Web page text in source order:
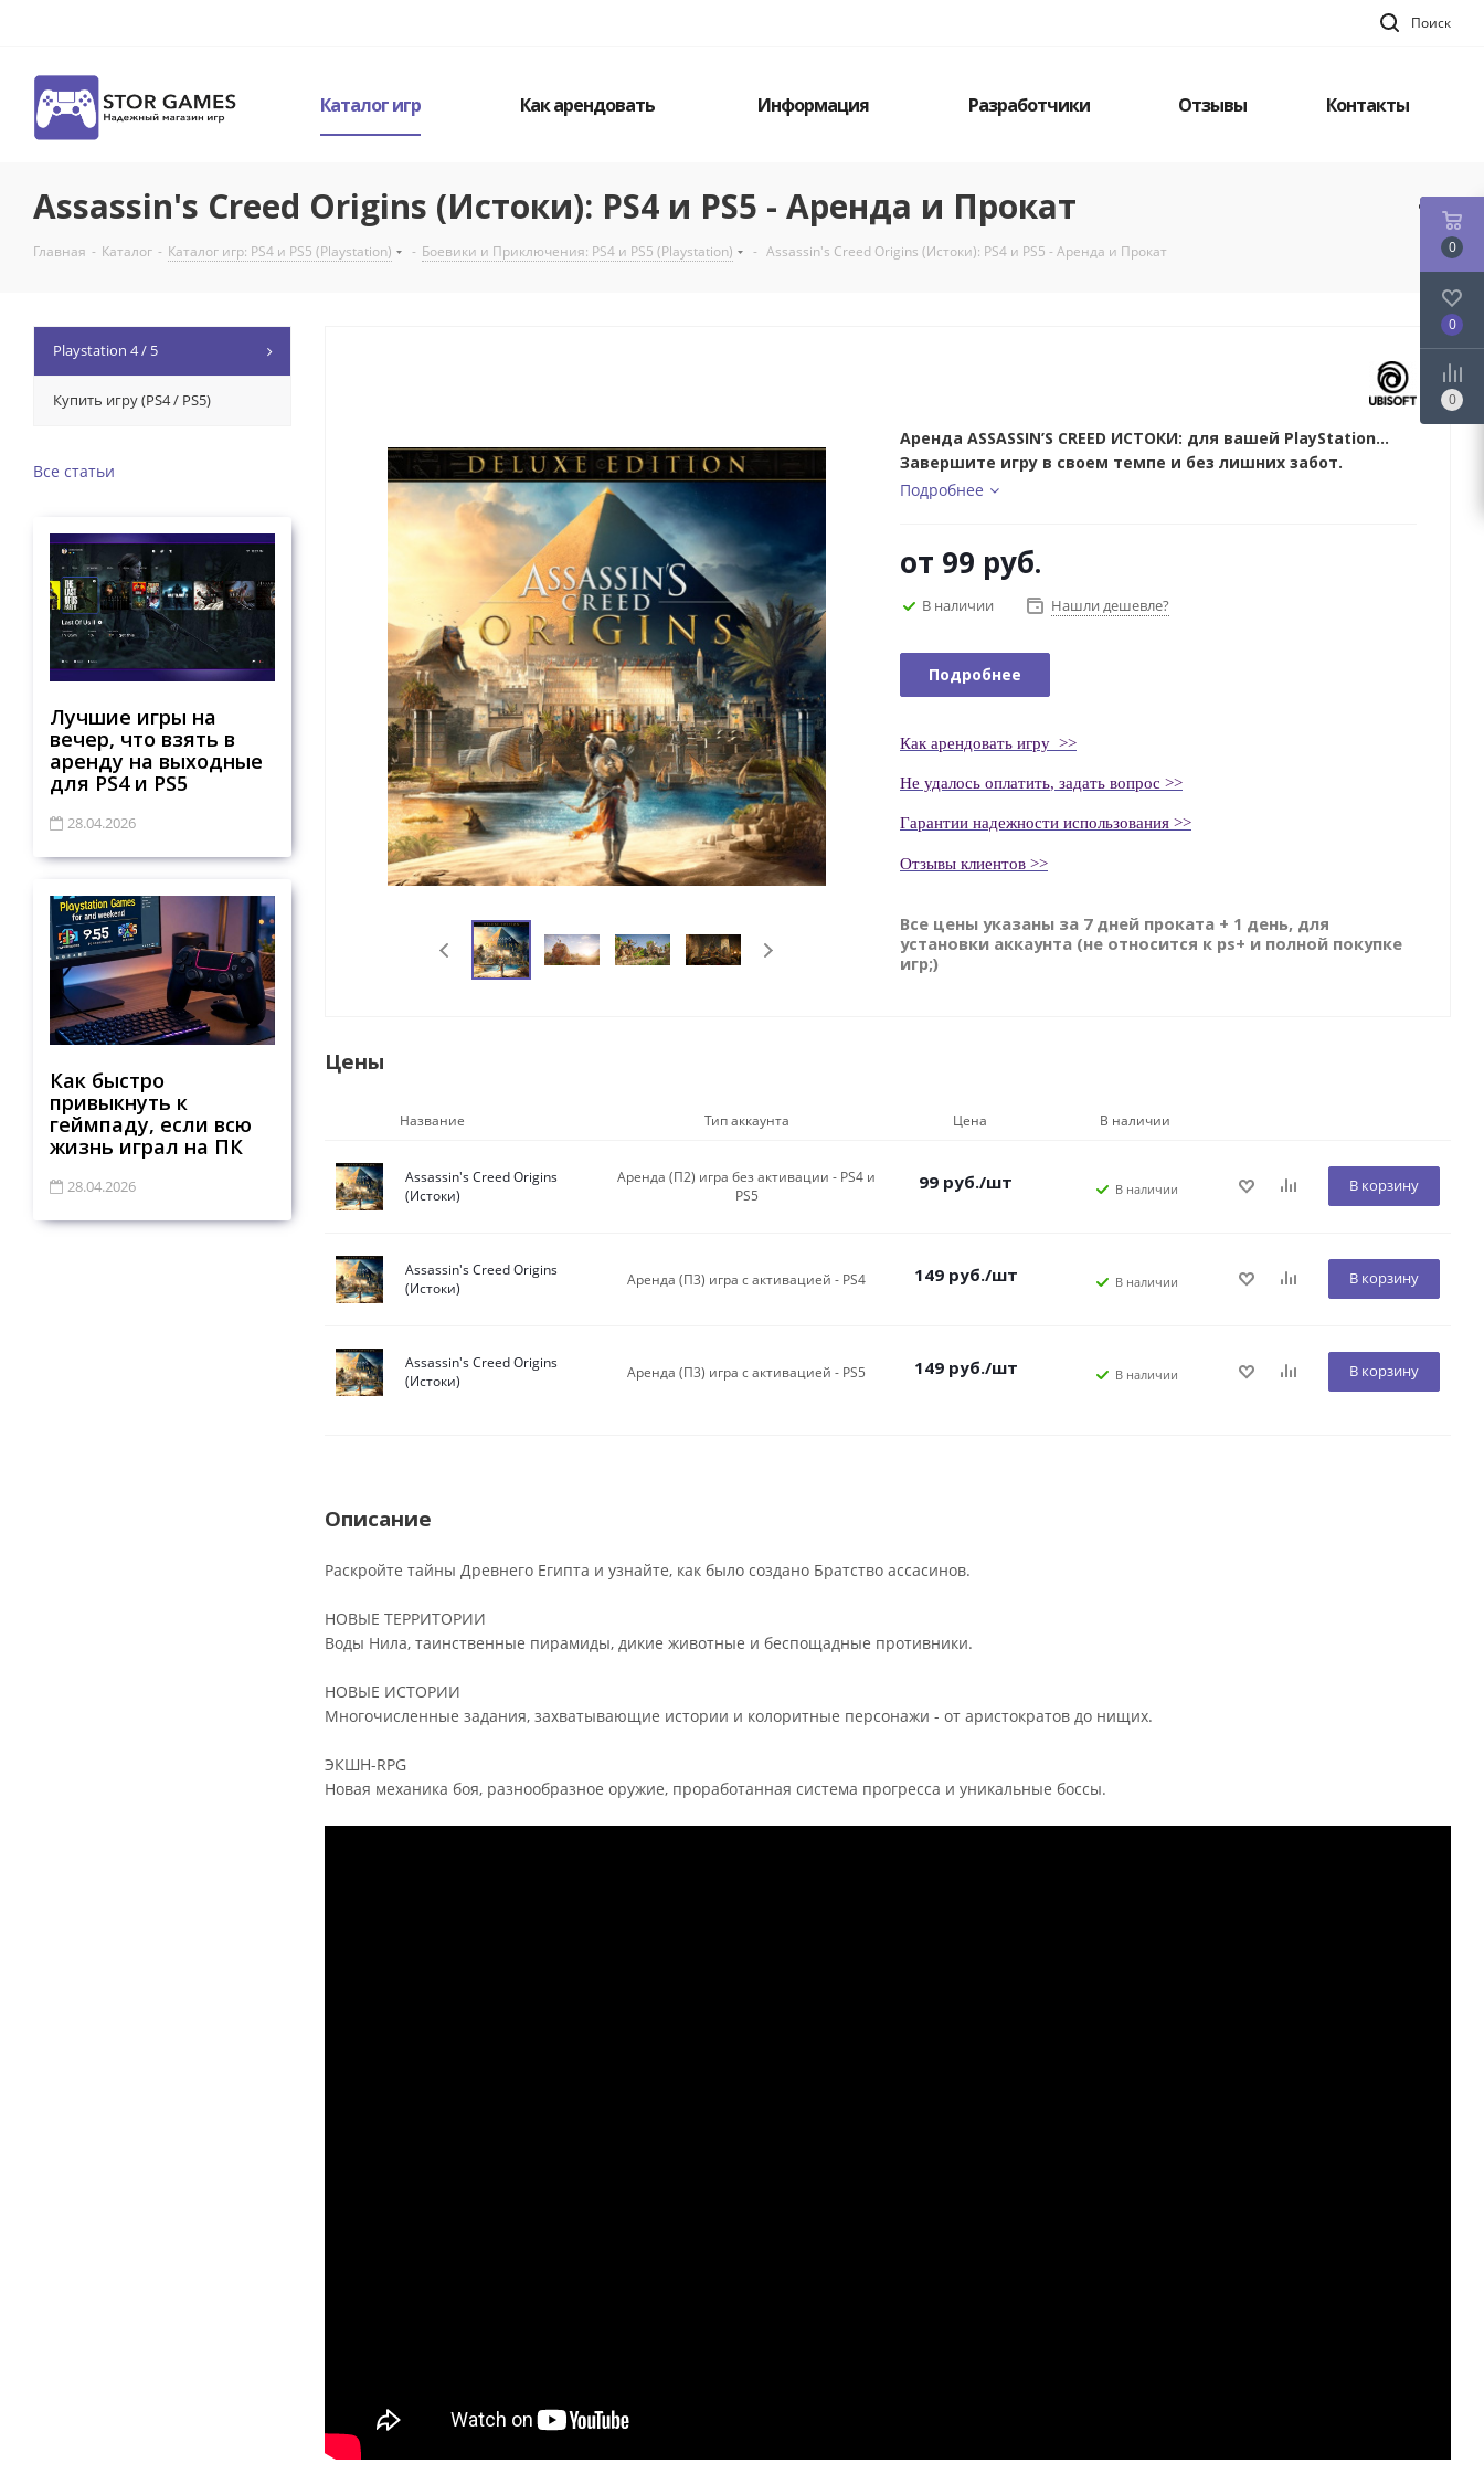
Поиск
Каталог игр Как арендовать Информация Разработчики Отзывы Контакты
Assassin's Creed Origins (Истоки): PS4 и PS5 - Аренда и Прокат
Главная - Каталог - Каталог игр: PS4 и PS5 (Playstation) - Боевики и Приключения: PS4 и PS5 (Playstation) - Assassin's Creed Origins (Истоки): PS4 и PS5 - Аренда и Прокат
Аренда ASSASSIN’S CREED ИСТОКИ: для вашей PlayStation...
Завершите игру в своем темпе и без лишних забот.
Подробнее
от 99 руб.
В наличии Нашли дешевле?
Подробнее
Какарендовать игру >>
Не удалось оплатить, задать вопрос >>
Гарантии надежности использования >>
Отзывы клиентов >>
Все цены указаны за 7 дней проката + 1 день, для
установки аккаунта (не относится к ps+ и полной покупке
игр;)
Цены
Название Тип аккаунта Цена В наличии
Assassin's Creed Origins
(Истоки)
Аренда (П2) игра без активации - PS4 и
PS5
99 руб./шт В наличии В корзину
Assassin's Creed Origins
(Истоки)
Аренда (П3) игра c активацией - PS4 149руб./шт В наличии В корзину
Assassin's Creed Origins
(Истоки)
Аренда (П3) игра c активацией - PS5 149руб./шт В наличии В корзину
Описание
Раскройте тайны Древнего Египта и узнайте, как было создано Братство ассасинов.
НОВЫЕ ТЕРРИТОРИИ
Воды Нила, таинственные пирамиды, дикие животные и беспощадные противники.
НОВЫЕ ИСТОРИИ
Многочисленные задания, захватывающие истории и колоритные персонажи - от аристократов до нищих.
ЭКШН-RPG
Новая механика боя, разнообразное оружие, проработанная система прогресса и уникальные боссы.
Playstation 4 / 5
Купить игру (PS4 / PS5)
Все статьи
Лучшие игры на
вечер, что взять в
аренду на выходные
для PS4 и PS5
28.04.2026
Как быстро
привыкнуть к
геймпаду, если всю
жизнь играл на ПК
28.04.2026
0
0
0